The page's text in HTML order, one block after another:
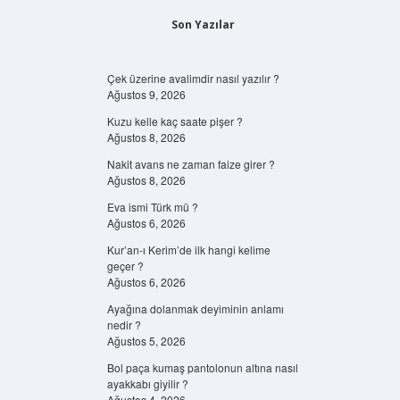
Son Yazılar
Çek üzerine avalimdir nasıl yazılır ?
Ağustos 9, 2026
Kuzu kelle kaç saate pişer ?
Ağustos 8, 2026
Nakit avans ne zaman faize girer ?
Ağustos 8, 2026
Eva ismi Türk mü ?
Ağustos 6, 2026
Kur’an-ı Kerim’de ilk hangi kelime
geçer ?
Ağustos 6, 2026
Ayağına dolanmak deyiminin anlamı
nedir ?
Ağustos 5, 2026
Bol paça kumaş pantolonun altına nasıl
ayakkabı giyilir ?